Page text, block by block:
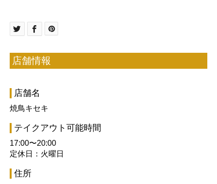
店舗情報
店舗名
焼鳥キセキ
テイクアウト可能時間
17:00〜20:00
定休日：火曜日
住所